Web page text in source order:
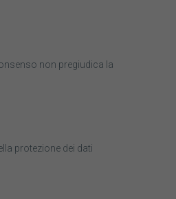
non pregiudica la
protezione dei dati